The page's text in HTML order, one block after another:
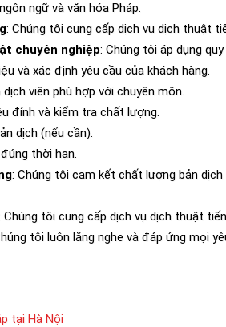
ngữ và văn hóa Pháp.
: Chúng tôi cung cấp dịch vụ dịch thuật
chuyên nghiệp: Chúng tôi áp dụng
và xác định yêu cầu của khách hàng.
viên phù hợp với chuyên môn.
đính và kiểm tra chất lượng.
dịch (nếu cần).
thời hạn.
: Chúng tôi cam kết chất lượng bản
Chúng tôi cung cấp dịch vụ dịch thuật
tôi luôn lắng nghe và đáp ứng mọi
tại Hà Nội